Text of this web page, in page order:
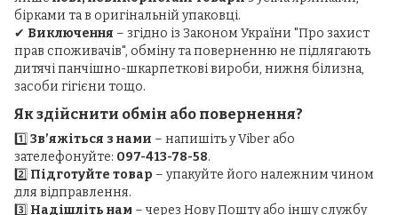
бірками та в оригінальній упаковці.
✔ Виключення – згідно із Законом України "Про захист
прав споживачів", обміну та поверненню не підлягають
дитячі панчішно-шкарпеткові вироби, нижня білизна,
засоби гігієни тощо.
Як здійснити обмін або повернення?
1️⃣ Зв’яжіться з нами – напишіть у Viber або
зателефонуйте: 097-413-78-58.
2️⃣ Підготуйте товар – упакуйте його належним чином
для відправлення.
3️⃣ Надішліть нам – через Нову Пошту або іншу службу